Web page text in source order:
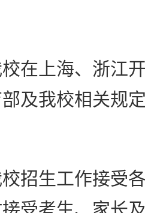
上海、浙江开
及我校相关规
生工作接受各